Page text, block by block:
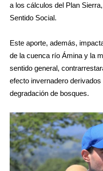
a los cálculos del Plan
Sentido Social.
Este aporte, además,
de la cuenca río Ámina y la
sentido general,
efecto invernadero
degradación de bosques.